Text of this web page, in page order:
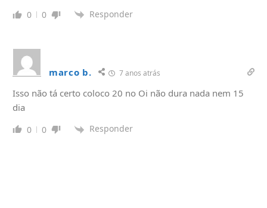
0 0 Responder
marco b. 7 anos atrás
Isso não tá certo coloco 20 no Oi não dura nada nem 15
dia
0 0 Responder